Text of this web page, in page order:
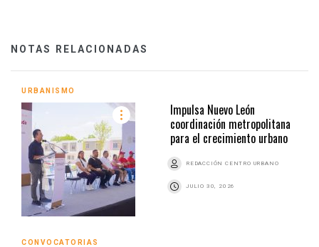
NOTAS RELACIONADAS
URBANISMO
Impulsa Nuevo León
coordinación metropolitana
para el crecimiento urbano
REDACCIÓN CENTRO URBANO
JULIO 30, 2026
CONVOCATORIAS